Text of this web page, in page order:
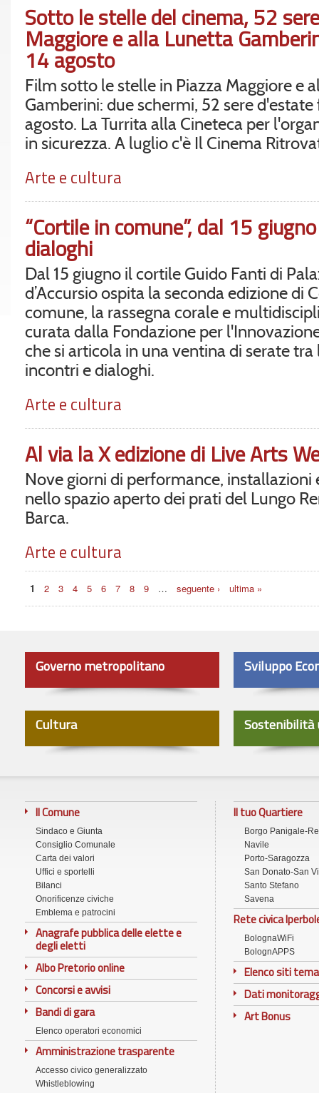
Sotto le stelle del cinema, 52
Maggiore e alla Lunetta
14 agosto
Film sotto le stelle in Piazza Maggiore e
Gamberini: due schermi, 52 sere d'estate
agosto. La Turrita alla Cineteca per
in sicurezza. A luglio c'è Il Cinema
Arte e cultura
“Cortile in comune”, dal 15
dialoghi
Dal 15 giugno il cortile Guido Fanti di
d’Accursio ospita la seconda edizione di
comune, la rassegna corale e
curata dalla Fondazione per
che si articola in una ventina di serate
incontri e dialoghi.
Arte e cultura
Al via la X edizione di Live Arts
Nove giorni di performance, installazioni
nello spazio aperto dei prati del Lungo
Barca.
Arte e cultura
Pagine
1 2 3 4 5 6 7 8 9 … seguente › ultima »
Governo metropolitano Sviluppo
Cultura Sostenibilità
Il Comune
Sindaco e Giunta
Consiglio Comunale
Carta dei valori
Uffici e sportelli
Bilanci
Onorificenze civiche
Emblema e patrocini
Anagrafe pubblica delle elette e
degli eletti
Albo Pretorio online
Concorsi e avvisi
Bandi di gara
Elenco operatori economici
Amministrazione trasparente
Accesso civico generalizzato
Whistleblowing
Il tuo Quartiere
Borgo Panigale-
Navile
Porto-Saragozza
San Donato-San
Santo Stefano
Savena
Rete civica
BolognaWiFi
BolognAPPS
Elenco siti
Dati
Art Bonus